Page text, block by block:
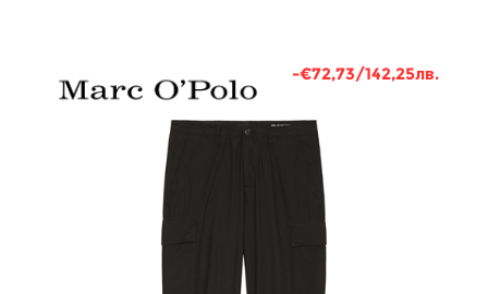
-€72,73/142,25лв.